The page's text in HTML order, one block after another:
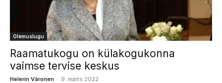
Olemuslugu
Raamatukogu on külakogukonna
vaimse tervise keskus
Helerin Väronen - 9. märts 2022